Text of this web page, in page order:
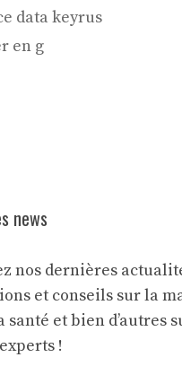
data keyrus
en g
news
nos dernières
et conseils sur la
santé et bien d’autres
!